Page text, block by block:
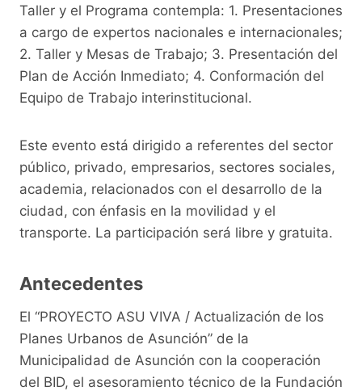
Taller y el Programa contempla: 1. Presentaciones
a cargo de expertos nacionales e internacionales;
2. Taller y Mesas de Trabajo; 3. Presentación del
Plan de Acción Inmediato; 4. Conformación del
Equipo de Trabajo interinstitucional.
Este evento está dirigido a referentes del sector
público, privado, empresarios, sectores sociales,
academia, relacionados con el desarrollo de la
ciudad, con énfasis en la movilidad y el
transporte. La participación será libre y gratuita.
Antecedentes
El “PROYECTO ASU VIVA / Actualización de los
Planes Urbanos de Asunción” de la
Municipalidad de Asunción con la cooperación
del BID, el asesoramiento técnico de la Fundación